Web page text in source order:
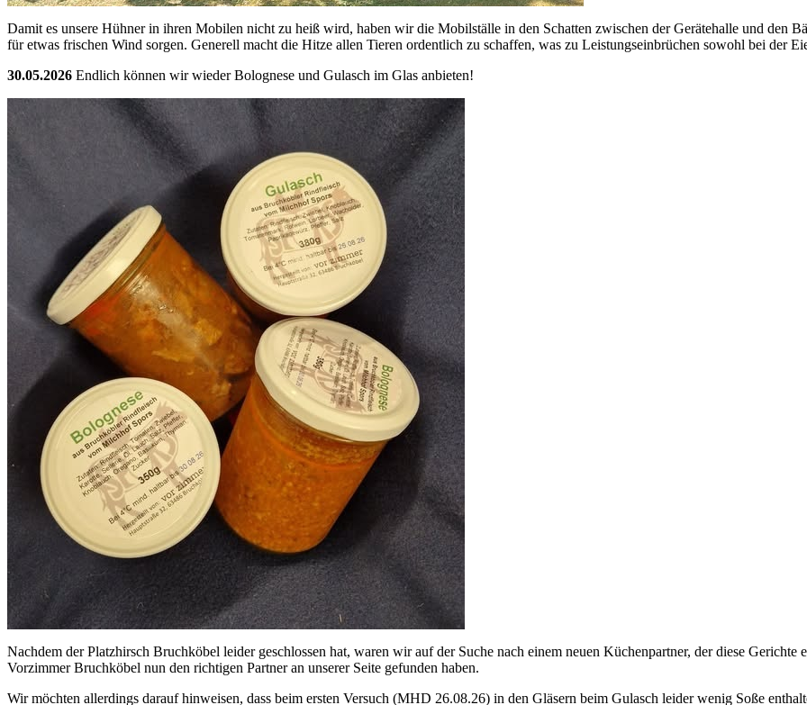
Damit es unsere Hühner in ihren Mobilen nicht zu heiß wird, haben wir die Mobilställe in den Schatten zwischen der Gerätehalle und den
für etwas frischen Wind sorgen. Generell macht die Hitze allen Tieren ordentlich zu schaffen, was zu Leistungseinbrüchen sowohl bei der
30.05.2026 Endlich können wir wieder Bolognese und Gulasch im Glas anbieten!
Nachdem der Platzhirsch Bruchköbel leider geschlossen hat, waren wir auf der Suche nach einem neuen Küchenpartner, der diese
Vorzimmer Bruchköbel nun den richtigen Partner an unserer Seite gefunden haben.
Wir möchten allerdings darauf hinweisen, dass beim ersten Versuch (MHD 26.08.26) in den Gläsern beim Gulasch leider wenig Soße